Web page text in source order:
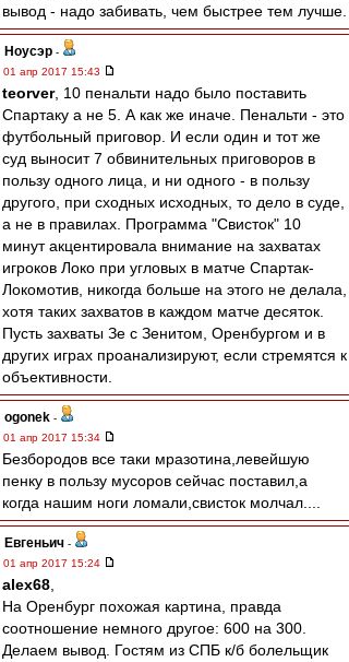
вывод - надо забивать, чем быстрее тем лучше.
Ноусэр -
01 апр 2017 15:43
teorver, 10 пенальти надо было поставить
Спартаку а не 5. А как же иначе. Пенальти - это
футбольный приговор. И если один и тот же
суд выносит 7 обвинительных приговоров в
пользу одного лица, и ни одного - в пользу
другого, при сходных исходных, то дело в суде,
а не в правилах. Программа "Свисток" 10
минут акцентировала внимание на захватах
игроков Локо при угловых в матче Спартак-
Локомотив, никогда больше на этого не делала,
хотя таких захватов в каждом матче десяток.
Пусть захваты Зе с Зенитом, Оренбургом и в
других играх проанализируют, если стремятся к
объективности.
ogonek -
01 апр 2017 15:34
Безбородов все таки мразотина,левейшую
пенку в пользу мусоров сейчас поставил,а
когда нашим ноги ломали,свисток молчал....
Евгеньич -
01 апр 2017 15:24
alex68
На Оренбург похожая картина, правда
соотношение немного другое: 600 на 300.
Делаем вывод. Гостям из СПБ к/б болельщик